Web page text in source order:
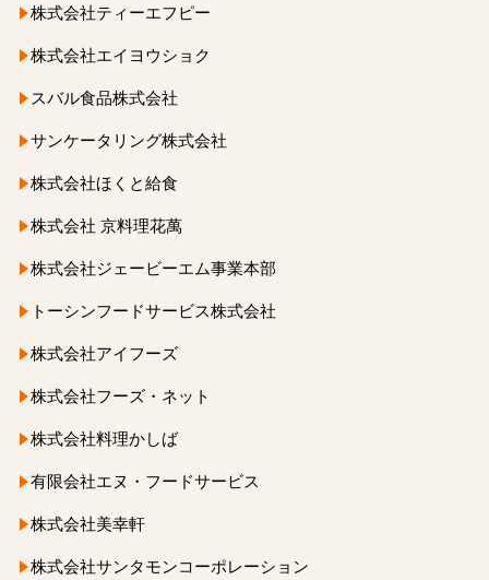
株式会社ティーエフピー
株式会社エイヨウショク
スバル食品株式会社
サンケータリング株式会社
株式会社ほくと給食
株式会社 京料理花萬
株式会社ジェービーエム事業本部
トーシンフードサービス株式会社
株式会社アイフーズ
株式会社フーズ・ネット
株式会社料理かしば
有限会社エヌ・フードサービス
株式会社美幸軒
株式会社サンタモンコーポレーション